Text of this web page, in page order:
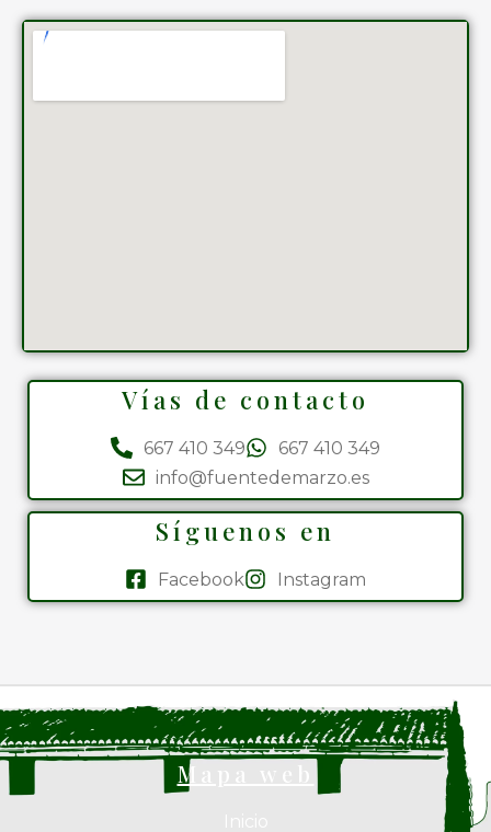
Vías de contacto
667 410 349
667 410 349
info@fuentedemarzo.es
Síguenos en
Facebook Instagram
Mapa web